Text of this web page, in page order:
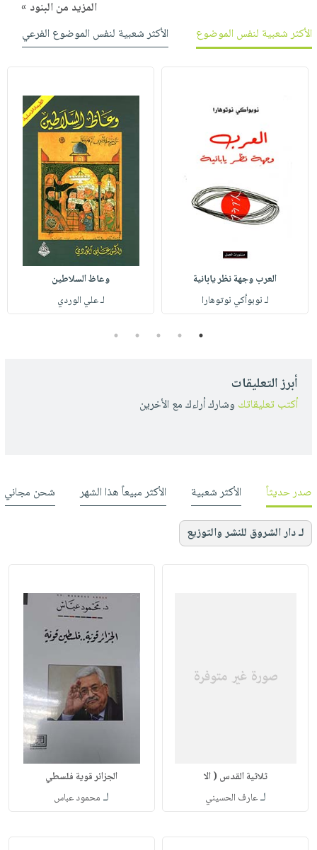
المزيد من البنود »
الأكثر شعبية لنفس الموضوع
الأكثر شعبية لنفس الموضوع الفرعي
العرب وجهة نظر يابانية
لـ نوبوأكي نوتوهارا
وعاظ السلاطين
لـ علي الوردي
1
2
3
4
5
أبرز التعليقات
أكتب تعليقاتك وشارك أراءك مع الأخرين
صدر حديثاً الأكثر شعبية الأكثر مبيعاً هذا الشهر شحن مجاني
لـ دار الشروق للنشر والتوزيع
ثلاثية القدس ( الا
لـعارف الحسيني
الجزائر قوية فلسطي
لـ محمود عباس